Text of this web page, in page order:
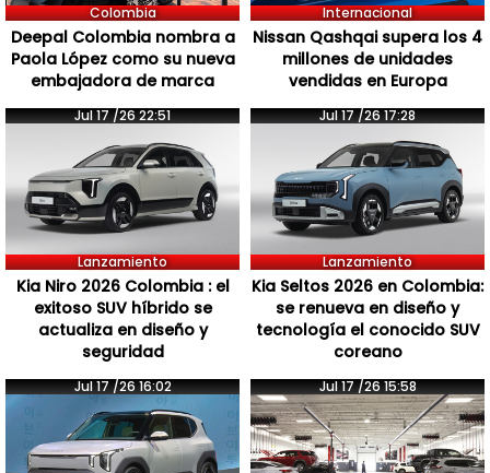
Colombia
Deepal Colombia nombra a
Paola López como su nueva
embajadora de marca
Internacional
Nissan Qashqai supera los 4
millones de unidades
vendidas en Europa
Jul 17 /26 22:51
Lanzamiento
Kia Niro 2026 Colombia : el
exitoso SUV híbrido se
actualiza en diseño y
seguridad
Jul 17 /26 17:28
Lanzamiento
Kia Seltos 2026 en Colombia:
se renueva en diseño y
tecnología el conocido SUV
coreano
Jul 17 /26 16:02 Jul 17 /26 15:58